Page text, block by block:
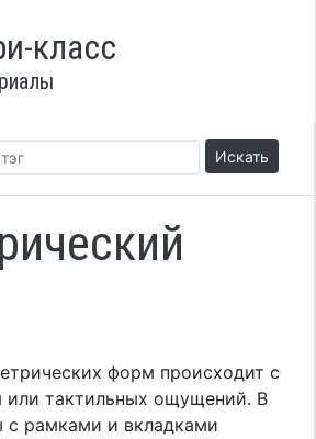
класс
Искать
форм происходит с
тактильных ощущений. В
с рамками и вкладками